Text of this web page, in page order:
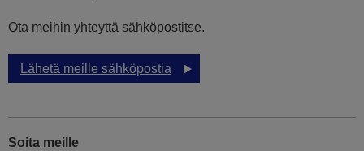
Ota meihin yhteyttä sähköpostitse.
Lähetä meille sähköpostia
Soita meille